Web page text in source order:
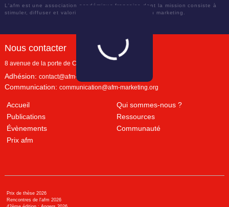
L'afm est une association académique française dont la mission consiste à
stimuler, diffuser et valoriser le savoir scientifique en marketing.
Nous contacter
8 avenue de la porte de Champerret
Adhésion: contact@afm-marketing.org
Communication: communication@afm-marketing.org
Accueil
Qui sommes-nous ?
Publications
Ressources
Évènements
Communauté
Prix afm
Prix de thèse 2026
Rencontres de l'afm 2026